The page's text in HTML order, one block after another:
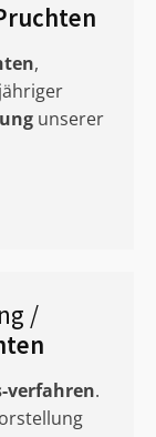
,
unserer
/
verfahren.